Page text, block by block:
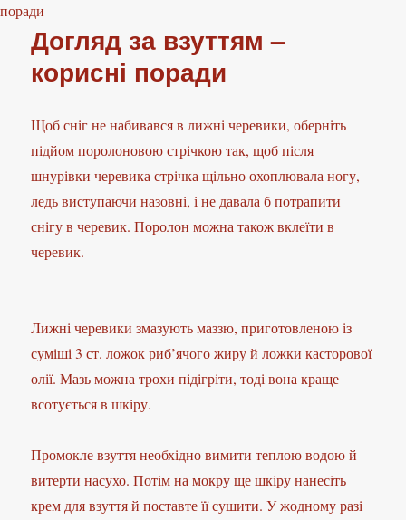
поради
Догляд за взуттям –
корисні поради
Щоб сніг не набивався в лижні черевики, оберніть
підйом поролоновою стрічкою так, щоб після
шнурівки черевика стрічка щільно охоплювала ногу,
ледь виступаючи назовні, і не давала б потрапити
снігу в черевик. Поролон можна також вклеїти в
черевик.
Лижні черевики змазують маззю, приготовленою із
суміші 3 ст. ложок риб’ячого жиру й ложки касторової
олії. Мазь можна трохи підігріти, тоді вона краще
всотується в шкіру.
Промокле взуття необхідно вимити теплою водою й
витерти насухо. Потім на мокру ще шкіру нанесіть
крем для взуття й поставте її сушити. У жодному разі